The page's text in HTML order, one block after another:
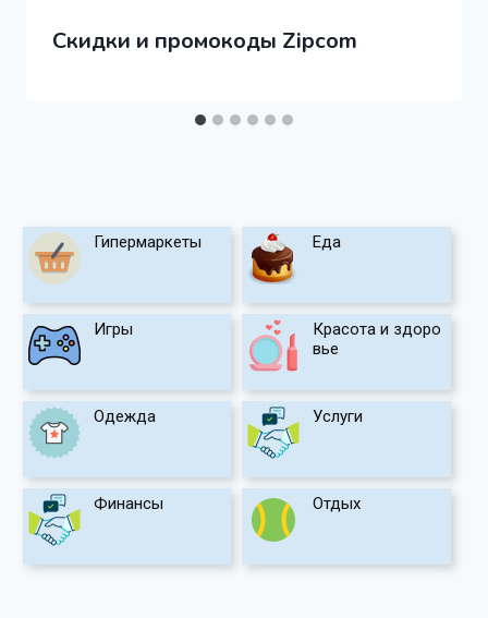
Скидки и промокоды Zipcom
Гипермаркеты Еда
Игры
Красота и здоро
вье
Одежда Услуги
Финансы Отдых